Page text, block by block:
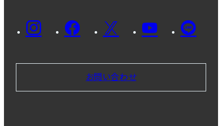
お問い合わせ